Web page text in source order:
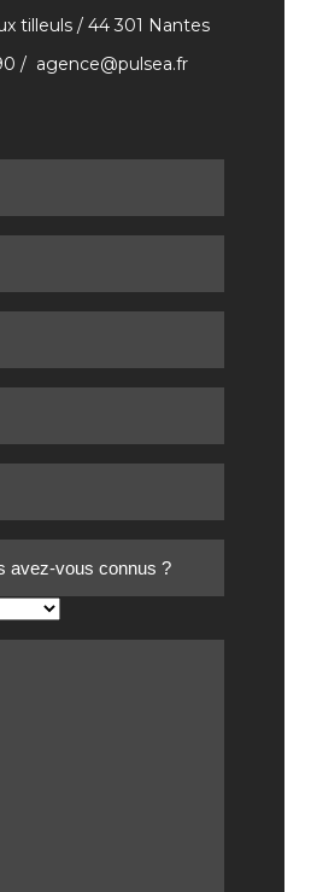
tilleuls / 44 301 Nantes
/ agence@pulsea.fr